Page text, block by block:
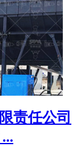
责任公司